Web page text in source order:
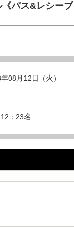
パス&レシー
08月12日（火）
：23名